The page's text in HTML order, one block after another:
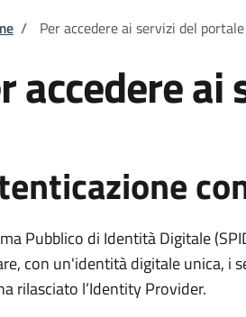
di pane
/ Per accedere ai servizi del
accedere
Pubblico di Identità Digitale
con un'identità digitale unica, i
rilasciato l’Identity Provider.